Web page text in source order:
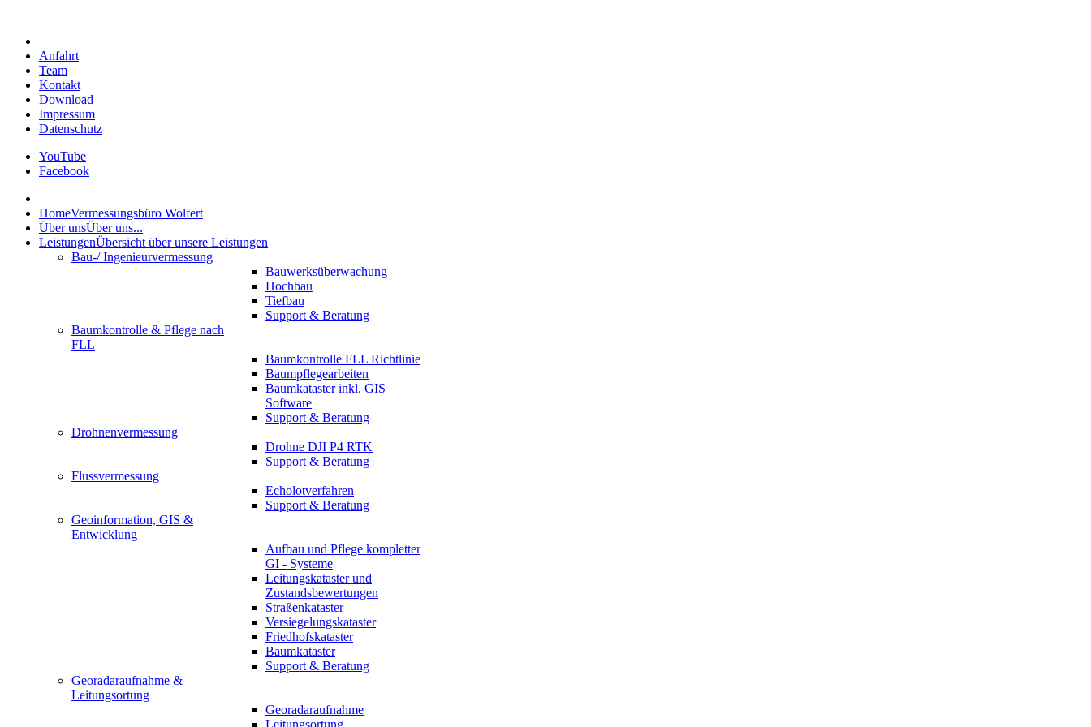
Anfahrt
Team
Kontakt
Download
Impressum
Datenschutz
YouTube
Facebook
HomeVermessungsbüro Wolfert
Über unsÜber uns...
LeistungenÜbersicht über unsere Leistungen
Bau-/ Ingenieurvermessung
Bauwerksüberwachung
Hochbau
Tiefbau
Support & Beratung
Baumkontrolle & Pflege nach
FLL
Baumkontrolle FLL Richtlinie
Baumpflegearbeiten
Baumkataster inkl. GIS
Software
Support & Beratung
Drohnenvermessung
Drohne DJI P4 RTK
Support & Beratung
Flussvermessung
Echolotverfahren
Support & Beratung
Geoinformation, GIS &
Entwicklung
Aufbau und Pflege kompletter
GI - Systeme
Leitungskataster und
Zustandsbewertungen
Straßenkataster
Versiegelungskataster
Friedhofskataster
Baumkataster
Support & Beratung
Georadaraufnahme &
Leitungsortung
Georadaraufnahme
Leitungsortung